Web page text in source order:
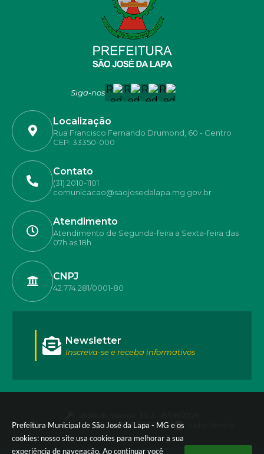
Prefeitura Municipal de São José da Lapa - MG e os
cookies: nosso site usa cookies para melhorar a sua
experiência de navegação. Ao continuar você
Siga-nos
Localização
Rua Francisco Fernando Drumond, 60 - Centro
CEP: 33350-000
Contato
(31) 2010-1101
comunicacao@saojosedalapa.mg.gov.br
Atendimento
Atendimento de Segunda-feira a Sexta-feira das
07h as 18h
CNPJ
42.774.281/0001-80
Newsletter
Inscreva-se e receba informativos
Portal atualizado em:06/08/2026 17:40